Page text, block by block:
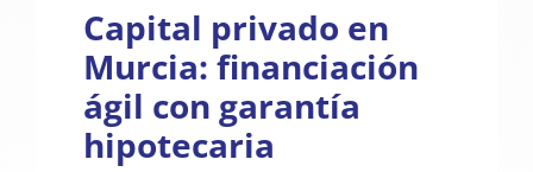
Capital privado en
Murcia: financiación
ágil con garantía
hipotecaria